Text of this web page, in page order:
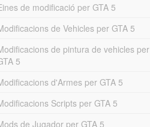
de modificació per GTA 5
de Vehicles per GTA 5
de pintura de vehicles per
5
d'Armes per GTA 5
Scripts per GTA 5
de Jugador per GTA 5